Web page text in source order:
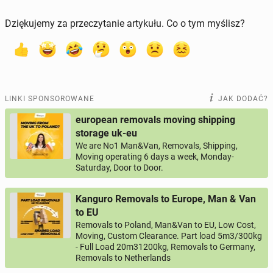
Dziękujemy za przeczytanie artykułu. Co o tym myślisz?
LINKI SPONSOROWANE JAK DODAĆ?
european removals moving shipping
storage uk-eu
We are No1 Man&Van, Removals, Shipping,
Moving operating 6 days a week, Monday-
Saturday, Door to Door.
Kanguro Removals to Europe, Man & Van
to EU
Removals to Poland, Man&Van to EU, Low Cost,
Moving, Custom Clearance. Part load 5m3/300kg
- Full Load 20m31200kg, Removals to Germany,
Removals to Netherlands